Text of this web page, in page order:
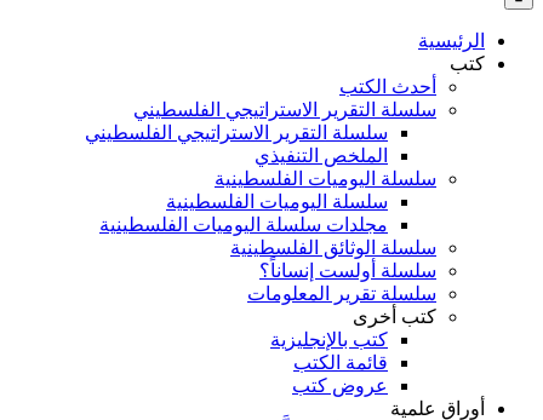
بالنسبة
الرئيسية
كتب
أحدث الكتب
سلسلة التقرير الاستراتيجي الفلسطيني
سلسلة التقرير الاستراتيجي الفلسطيني
الملخص التنفيذي
سلسلة اليوميات الفلسطينية
سلسلة اليوميات الفلسطينية
مجلدات سلسلة اليوميات الفلسطينية
سلسلة الوثائق الفلسطينية
سلسلة أولست إنساناً؟
سلسلة تقرير المعلومات
كتب أخرى
كتب بالإنجليزية
قائمة الكتب
عروض كتب
أوراق علمية